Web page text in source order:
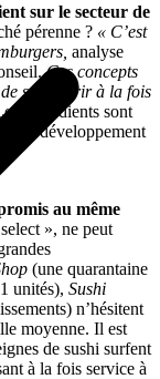
sur le secteur de
pérenne ? « C’est
analyse
Ces concepts
se nourrir à la fois
ingrédients sont
le développement
au même
», ne peut
(une quarantaine
unités), Sushi
n’hésitent
moyenne. Il est
de sushi surfent
à la fois service à